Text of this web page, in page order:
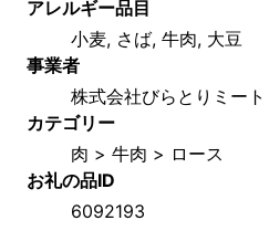
アレルギー品目
小麦, さば, 牛肉, 大豆
事業者
株式会社びらとりミート
カテゴリー
肉 > 牛肉 > ロース
お礼の品ID
6092193